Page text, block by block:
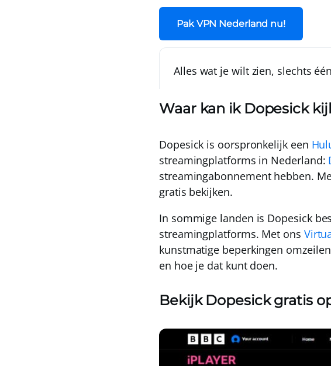
Pak VPN Nederland nu!
Alles wat je wilt zien, slechts
Waar kan ik Dopesick
Dopesick is oorspronkelijk een
streamingplatforms in Nederland:
streamingabonnement hebben.
gratis bekijken.
In sommige landen is Dopesick
streamingplatforms. Met ons
kunstmatige beperkingen
en hoe je dat kunt doen.
Bekijk Dopesick gratis